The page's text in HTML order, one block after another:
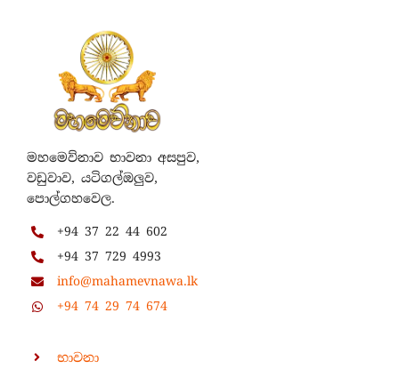
මහමෙව්නාව භාවනා අසපුව,
වඩුවාව, යටිගල්ඔලුව,
පොල්ගහවෙල.
+94 37 22 44 602
+94 37 729 4993
info@mahamevnawa.lk
+94 74 29 74 674
භාවනා